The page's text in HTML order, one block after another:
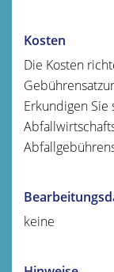
Kosten
Die Kosten
Erkundigen
keine